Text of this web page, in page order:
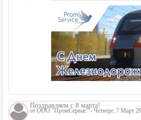
Поздравляем с 8 марта!
от ООО "ПромСервис"- Четверг, 7 Март